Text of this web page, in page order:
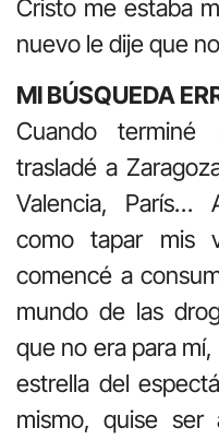
Cristo me estaba
nuevo le dije que
MI BÚSQUEDA
Cuando
trasladé a
Valencia, París…
como tapar mis
comencé a
mundo de las
que no era para
estrella del
mismo, quise